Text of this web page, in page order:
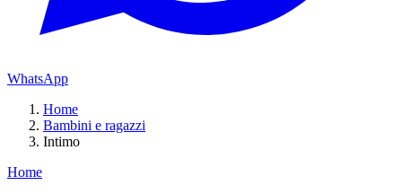
WhatsApp
Home
Bambini e ragazzi
Intimo
Home